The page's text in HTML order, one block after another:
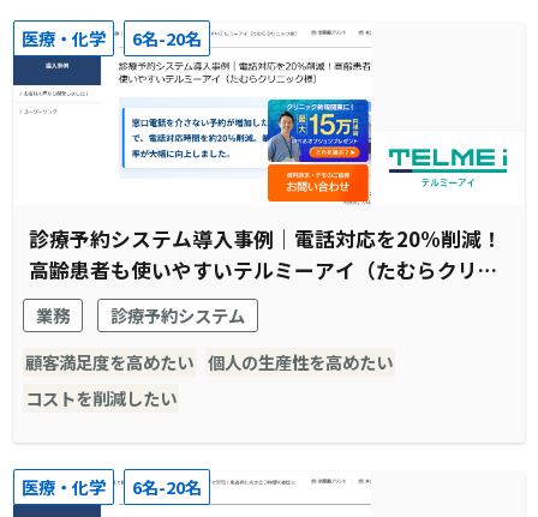
医療・化学 6名-20名
診療予約システム導入事例｜電話対応を20%削減！
高齢患者も使いやすいテルミーアイ（たむらクリニ
ック様）
業務
診療予約システム
顧客満足度を高めたい 個人の生産性を高めたい
コストを削減したい
医療・化学 6名-20名